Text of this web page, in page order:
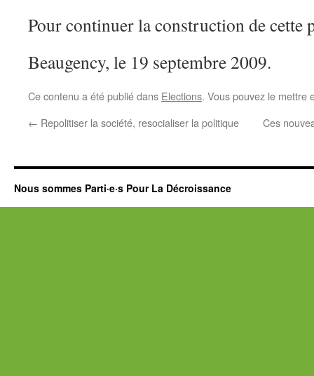
Pour continuer la construction de
Beaugency, le 19 septembre 2009.
Ce contenu a été publié dans Elections. Vous pouvez le mettre
← Repolitiser la société, resocialiser la politique Ces
Nous sommes Parti·e·s Pour La Décroissance